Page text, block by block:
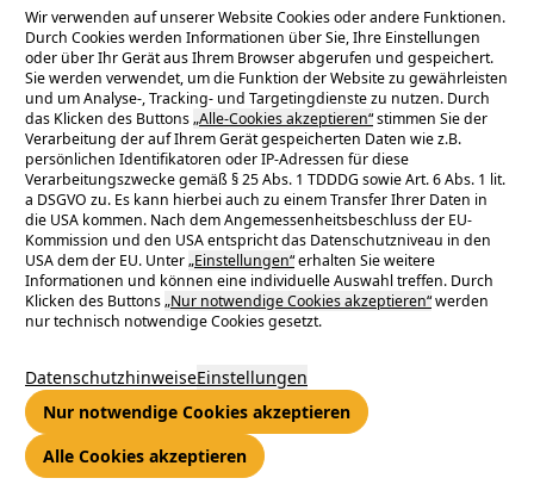
Wir verwenden auf unserer Website Cookies oder andere Funktionen.
Durch Cookies werden Informationen über Sie, Ihre Einstellungen
oder über Ihr Gerät aus Ihrem Browser abgerufen und gespeichert.
Sie werden verwendet, um die Funktion der Website zu gewährleisten
und um Analyse-, Tracking- und Targetingdienste zu nutzen. Durch
das Klicken des Buttons„Alle-Cookies akzeptieren“stimmen Sie der
Verarbeitung der auf Ihrem Gerät gespeicherten Daten wie z.B.
persönlichen Identifikatoren oder IP-Adressen für diese
Verarbeitungszwecke gemäß § 25 Abs. 1 TDDDG sowie Art. 6 Abs. 1 lit.
a DSGVO zu. Es kann hierbei auch zu einem Transfer Ihrer Daten in
die USA kommen. Nach dem Angemessenheitsbeschluss der EU-
Kommission und den USA entspricht das Datenschutzniveau in den
USA dem der EU. Unter„Einstellungen“erhalten Sie weitere
Informationen und können eine individuelle Auswahl treffen. Durch
Klicken des Buttons„Nur notwendige Cookies akzeptieren“werden
nur technisch notwendige Cookies gesetzt.
DatenschutzhinweiseEinstellungen
Nur notwendige Cookies akzeptieren
Alle Cookies akzeptieren
Mühltalstraße gemeldet worden. Die Wasserversorgung für
die betroffenen Haushalte in der Umgebung wird
voraussichtlich bis zum frühen Nachmittag wieder hergestellt
sein.
Über Versorgungsstörungen und Behinderungen durch
Baustellen wird über dieApp e-netz Tickerund auf
netz-suedhessen.deinformiert.
Zurück zur Übersicht
Immer für Sie da